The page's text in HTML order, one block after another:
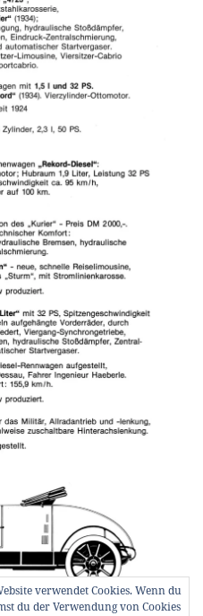
verwendet Cookies. Wenn du
du der Verwendung von Cookies